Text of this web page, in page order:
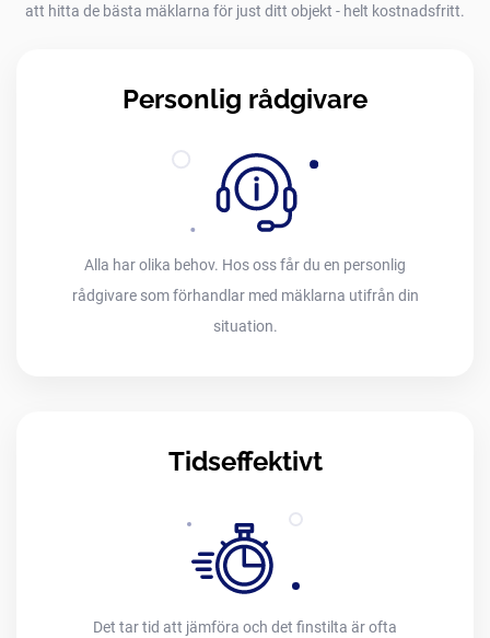
att hitta de bästa mäklarna för just ditt objekt - helt kostnadsfritt.
Personlig rådgivare
Alla har olika behov. Hos oss får du en personlig
rådgivare som förhandlar med mäklarna utifrån din
situation.
Tidseffektivt
Det tar tid att jämföra och det finstilta är ofta